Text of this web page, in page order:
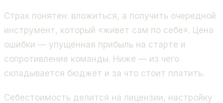
Страх понятен: вложиться, а получить очередной
инструмент, который «живет сам по себе». Цена
ошибки — упущенная прибыль на старте и
сопротивление команды. Ниже — из чего
складывается бюджет и за что стоит платить.
Себестоимость делится на лицензии, настройку